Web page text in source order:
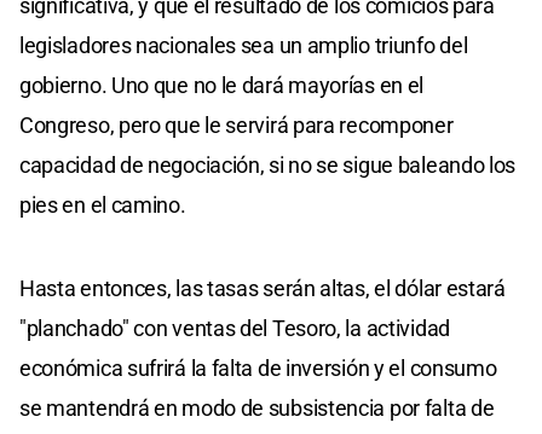
significativa, y que el resultado de los comicios para
legisladores nacionales sea un amplio triunfo del
gobierno. Uno que no le dará mayorías en el
Congreso, pero que le servirá para recomponer
capacidad de negociación, si no se sigue baleando los
pies en el camino.
Hasta entonces, las tasas serán altas, el dólar estará
"planchado" con ventas del Tesoro, la actividad
económica sufrirá la falta de inversión y el consumo
se mantendrá en modo de subsistencia por falta de